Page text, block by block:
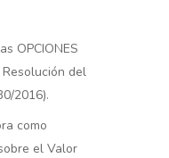
OPCIONES
del
2016).
como
el Valor
Equipo y Valores
Contacto
Login